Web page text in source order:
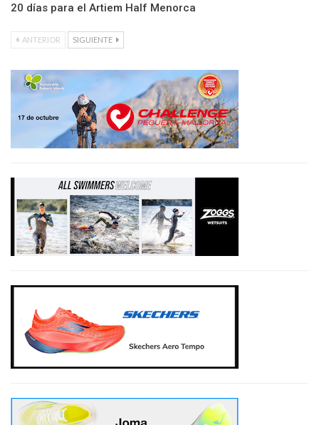
20 días para el Artiem Half Menorca
ANTERIOR SIGUIENTE